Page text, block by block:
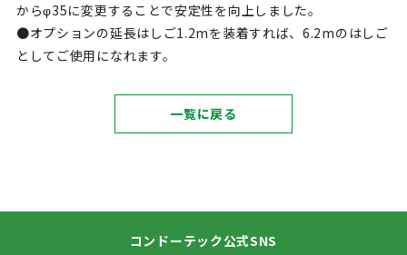
からφ35に変更することで安定性を向上しました。
●オプションの延長はしご1.2mを装着すれば、6.2mのはしご
としてご使用になれます。
一覧に戻る
コンドーテック公式SNS